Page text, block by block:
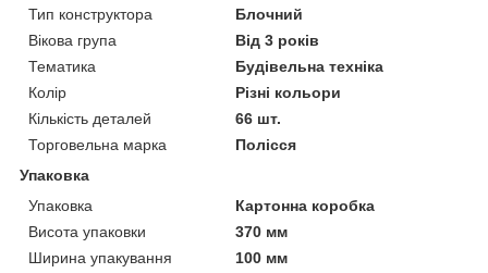
Тип конструктора
Блочний
Вікова група
Від 3 років
Тематика
Будівельна техніка
Колір
Різні кольори
Кількість деталей
66 шт.
Торговельна марка
Полісся
Упаковка
Упаковка
Картонна коробка
Висота упаковки
370 мм
Ширина упакування
100 мм